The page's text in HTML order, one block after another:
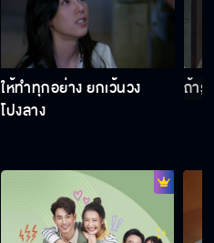
ให้ทำทุกอย่าง ยกเว้นวง
โปงลาง
ถ้ารู้